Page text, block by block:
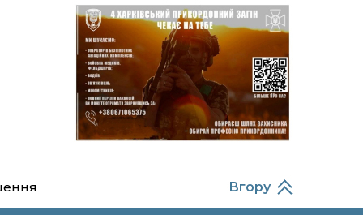
Балабаєнка (ВІДЕО)
08:46
23 лип
Командир гармати
Руслан Козирін: «Змінити
підрозділ чи бригаду –
навіть думки не було»
20:36
Нова кав’ярня в Сумах: як
родина військового з
Вгору